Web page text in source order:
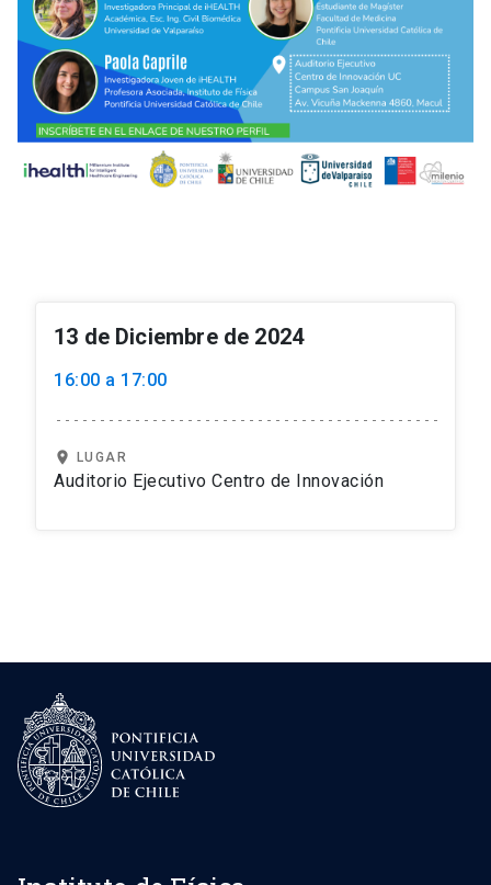
13 de Diciembre de 2024
16:00 a 17:00
location_on LUGAR
Auditorio Ejecutivo Centro de Innovación